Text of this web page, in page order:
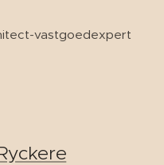
vastgoedexpert